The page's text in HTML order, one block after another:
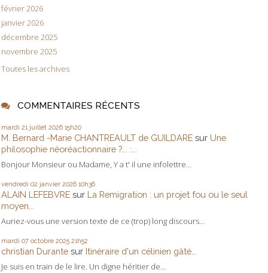
février 2026
janvier 2026
décembre 2025
novembre 2025
Toutes les archives
COMMENTAIRES RÉCENTS
mardi 21 juillet 2026 15h20
M. Bernard -Marie CHANTREAULT de GUILDARE sur Une
philosophie néoréactionnaire ?... :...
Bonjour Monsieur ou Madame, Y a t' il une infolettre...
vendredi 02 janvier 2026 10h36
ALAIN LEFEBVRE sur La Remigration : un projet fou ou le seul
moyen...
Auriez-vous une version texte de ce (trop) long discours...
mardi 07 octobre 2025 21h52
christian Durante sur Itinéraire d'un célinien gâté...
Je suis en train de le lire. Un digne héritier de...